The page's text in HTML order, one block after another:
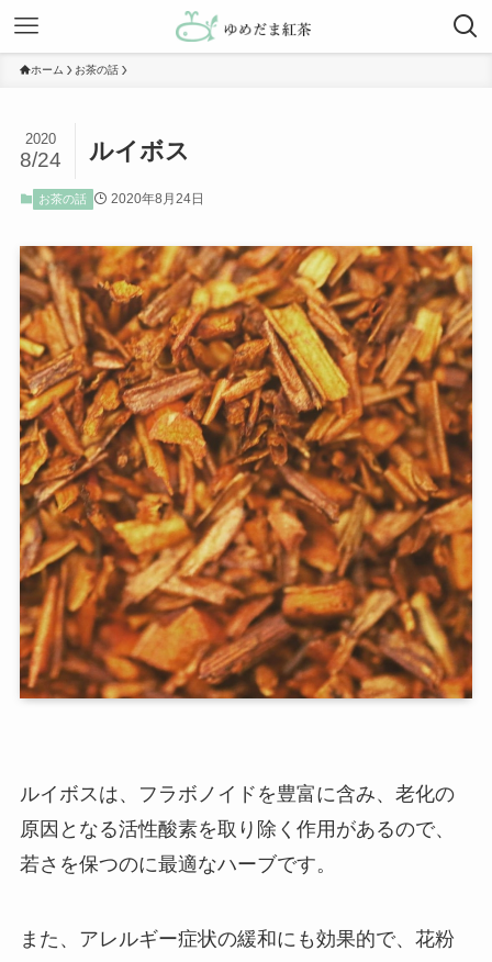
ホーム お茶の話
ルイボス
2020
8/24
お茶の話 2020年8月24日
ルイボスは、フラボノイドを豊富に含み、老化の
原因となる活性酸素を取り除く作用があるので、
若さを保つのに最適なハーブです。
また、アレルギー症状の緩和にも効果的で、花粉